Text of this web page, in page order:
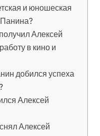
и юношеская
Алексей
в кино и
добился успеха
Алексей
Алексей